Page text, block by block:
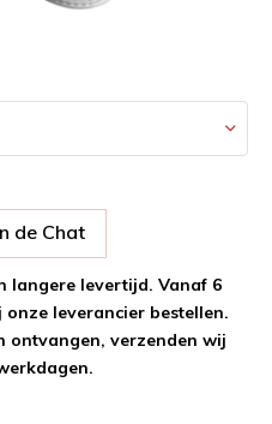
de Chat
langere levertijd. Vanaf 6
leverancier bestellen.
ontvangen, verzenden wij